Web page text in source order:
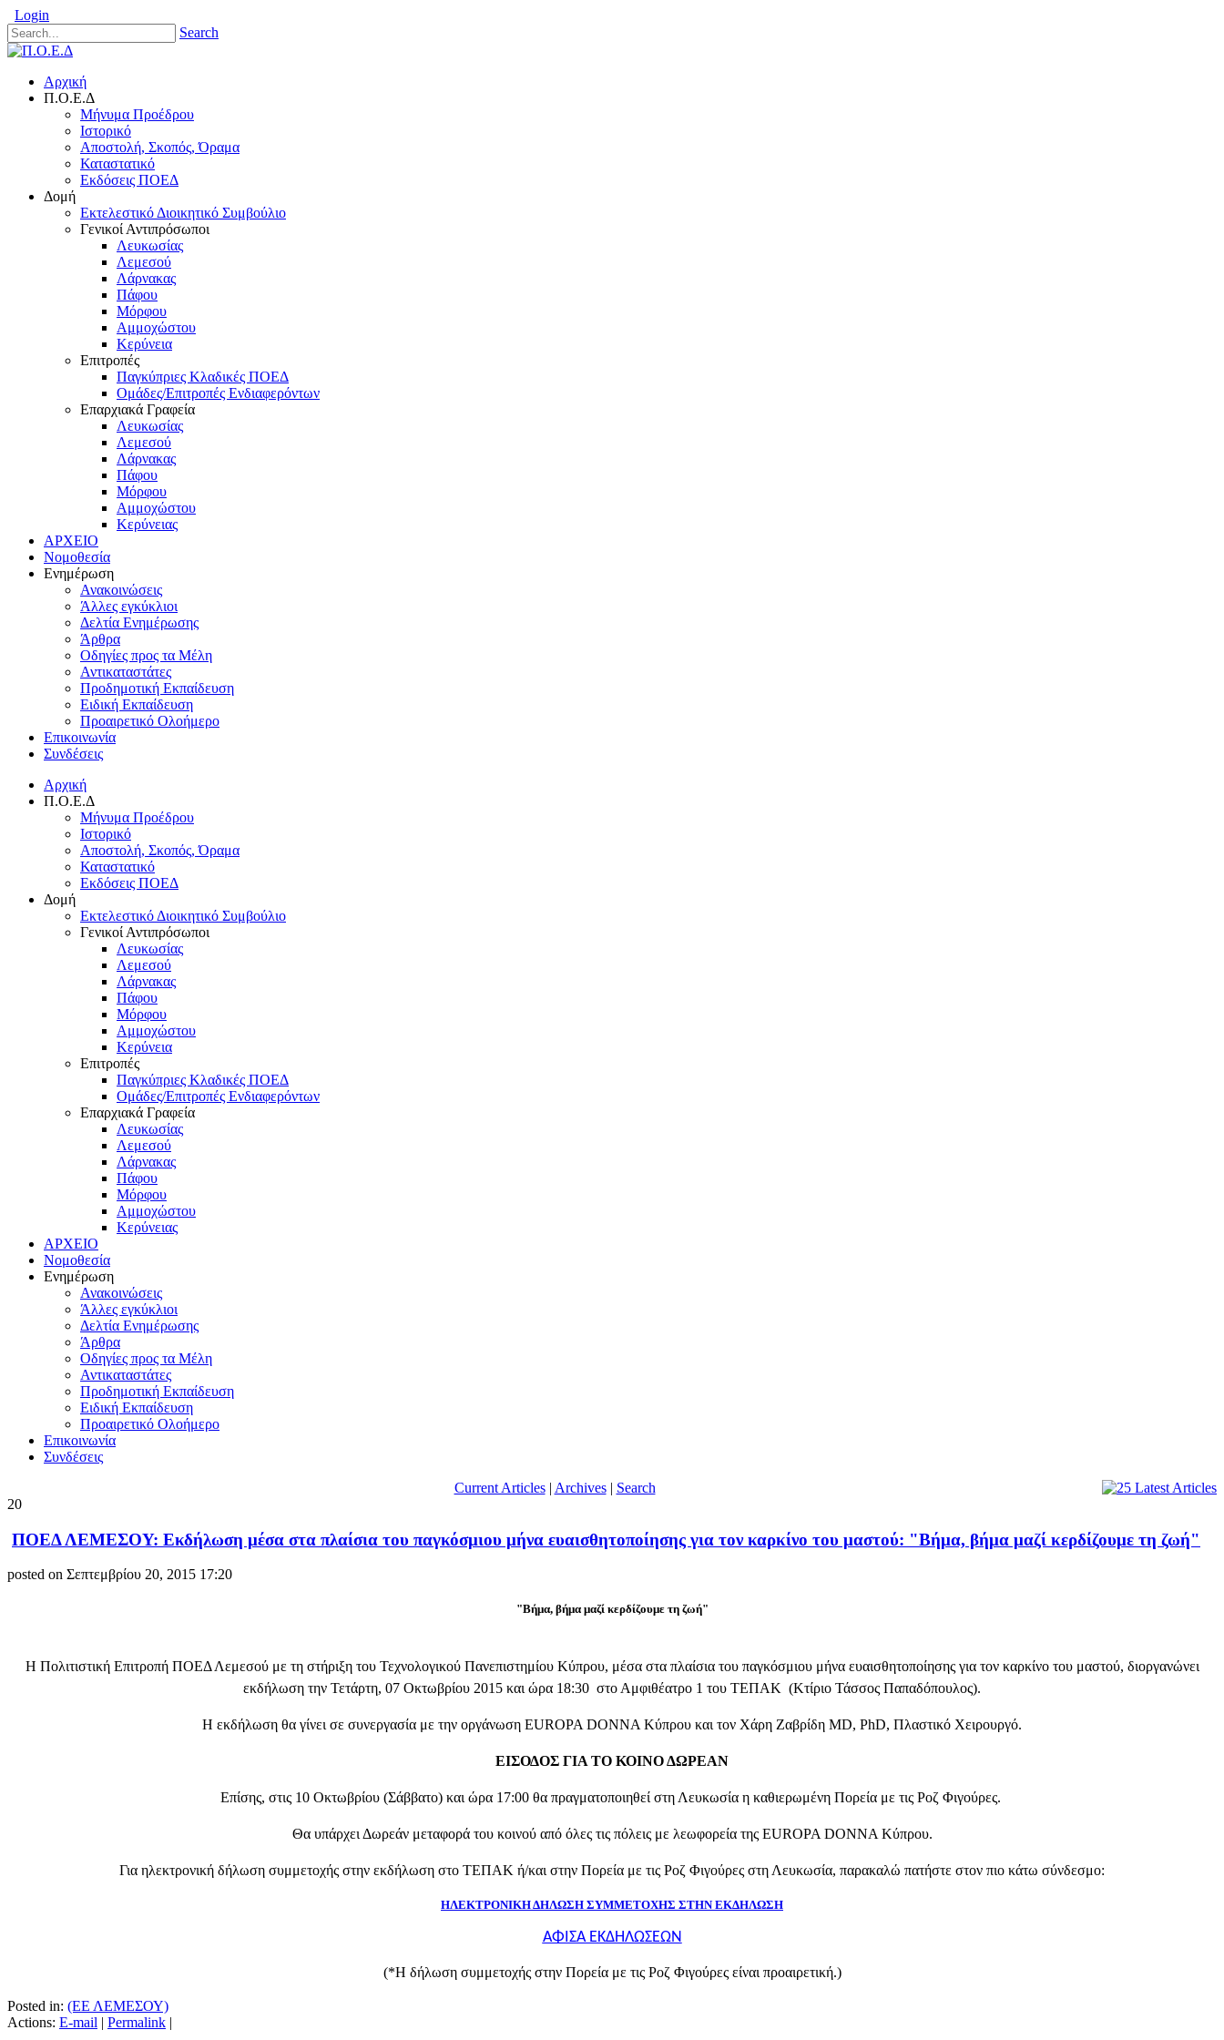
Login
Search
Αρχική
Π.Ο.Ε.Δ
Μήνυμα Προέδρου
Ιστορικό
Αποστολή, Σκοπός, Όραμα
Καταστατικό
Εκδόσεις ΠΟΕΔ
Δομή
Εκτελεστικό Διοικητικό Συμβούλιο
Γενικοί Αντιπρόσωποι
Λευκωσίας
Λεμεσού
Λάρνακας
Πάφου
Μόρφου
Αμμοχώστου
Κερύνεια
Επιτροπές
Παγκύπριες Κλαδικές ΠΟΕΔ
Ομάδες/Επιτροπές Ενδιαφερόντων
Επαρχιακά Γραφεία
Λευκωσίας
Λεμεσού
Λάρνακας
Πάφου
Μόρφου
Αμμοχώστου
Κερύνειας
ΑΡΧΕΙΟ
Νομοθεσία
Ενημέρωση
Ανακοινώσεις
Άλλες εγκύκλιοι
Δελτία Ενημέρωσης
Άρθρα
Οδηγίες προς τα Μέλη
Αντικαταστάτες
Προδημοτική Εκπαίδευση
Ειδική Εκπαίδευση
Προαιρετικό Ολοήμερο
Επικοινωνία
Συνδέσεις
Αρχική
Π.Ο.Ε.Δ
Μήνυμα Προέδρου
Ιστορικό
Αποστολή, Σκοπός, Όραμα
Καταστατικό
Εκδόσεις ΠΟΕΔ
Δομή
Εκτελεστικό Διοικητικό Συμβούλιο
Γενικοί Αντιπρόσωποι
Λευκωσίας
Λεμεσού
Λάρνακας
Πάφου
Μόρφου
Αμμοχώστου
Κερύνεια
Επιτροπές
Παγκύπριες Κλαδικές ΠΟΕΔ
Ομάδες/Επιτροπές Ενδιαφερόντων
Επαρχιακά Γραφεία
Λευκωσίας
Λεμεσού
Λάρνακας
Πάφου
Μόρφου
Αμμοχώστου
Κερύνειας
ΑΡΧΕΙΟ
Νομοθεσία
Ενημέρωση
Ανακοινώσεις
Άλλες εγκύκλιοι
Δελτία Ενημέρωσης
Άρθρα
Οδηγίες προς τα Μέλη
Αντικαταστάτες
Προδημοτική Εκπαίδευση
Ειδική Εκπαίδευση
Προαιρετικό Ολοήμερο
Επικοινωνία
Συνδέσεις
Current Articles| Archives| Search
20
ΠΟΕΔ ΛΕΜΕΣΟΥ: Εκδήλωση μέσα στα πλαίσια του παγκόσμιου μήνα ευαισθητοποίησης για τον καρκίνο του μαστού: "Βήμα, βήμα μαζί κερδίζουμε τη ζωή"
posted on Σεπτεμβρίου 20, 2015 17:20
"Βήμα, βήμα μαζί κερδίζουμε τη ζωή"
Η Πολιτιστική Επιτροπή ΠΟΕΔ Λεμεσού με τη στήριξη του Τεχνολογικού Πανεπιστημίου Κύπρου, μέσα στα πλαίσια του παγκόσμιου μήνα ευαισθητοποίησης για τον καρκίνο του μαστού, διοργανώνει
εκδήλωση την Τετάρτη, 07 Οκτωβρίου 2015 και ώρα 18:30 στο Αμφιθέατρο 1 του ΤΕΠΑΚ (Κτίριο Τάσσος Παπαδόπουλος).
Η εκδήλωση θα γίνει σε συνεργασία με την οργάνωση EUROPA DONNA Κύπρου και τον Χάρη Ζαβρίδη MD, PhD, Πλαστικό Χειρουργό.
ΕΙΣΟΔΟΣ ΓΙΑ ΤΟ ΚΟΙΝΟ ΔΩΡΕΑΝ
Επίσης, στις 10 Οκτωβρίου (Σάββατο) και ώρα 17:00 θα πραγματοποιηθεί στη Λευκωσία η καθιερωμένη Πορεία με τις Ροζ Φιγούρες.
Θα υπάρχει Δωρεάν μεταφορά του κοινού από όλες τις πόλεις με λεωφορεία της EUROPA DONNA Κύπρου.
Για ηλεκτρονική δήλωση συμμετοχής στην εκδήλωση στο ΤΕΠΑΚ ή/και στην Πορεία με τις Ροζ Φιγούρες στη Λευκωσία, παρακαλώ πατήστε στον πιο κάτω σύνδεσμο:
ΗΛΕΚΤΡΟΝΙΚΗ ΔΗΛΩΣΗ ΣΥΜΜΕΤΟΧΗΣ ΣΤΗΝ ΕΚΔΗΛΩΣΗ
ΑΦΙΣΑ ΕΚΔΗΛΩΣΕΩΝ
(*Η δήλωση συμμετοχής στην Πορεία με τις Ροζ Φιγούρες είναι προαιρετική.)
Posted in: (ΕΕ ΛΕΜΕΣΟΥ)
Actions: E-mail | Permalink |